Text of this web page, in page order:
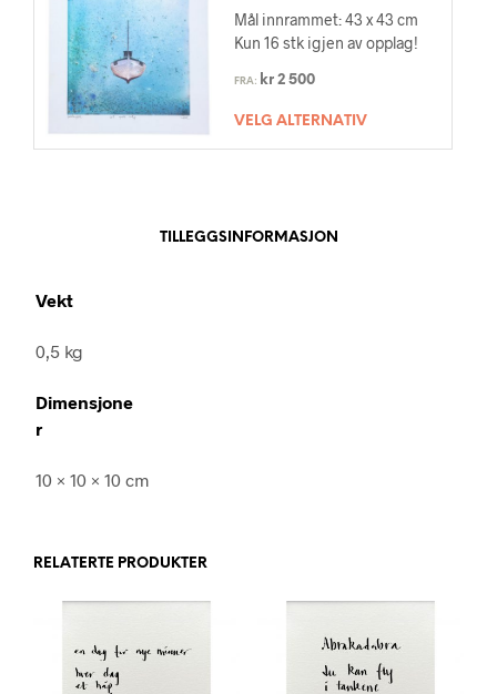
Mål innrammet: 43 x 43 cm
Kun 16 stk igjen av opplag!
FRA: kr 2 500
VELG ALTERNATIV
TILLEGGSINFORMASJON
Vekt
0,5 kg
Dimensjone
r
10 × 10 × 10 cm
RELATERTE PRODUKTER